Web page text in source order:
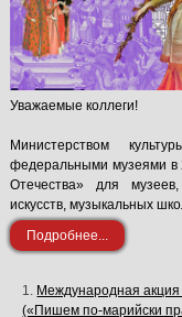
Уважаемые коллеги!
Министерством
федеральными музеями в
Отечества» для
искусств, музыкальных
Подробнее...
Международная
(«Пишем по-марийски